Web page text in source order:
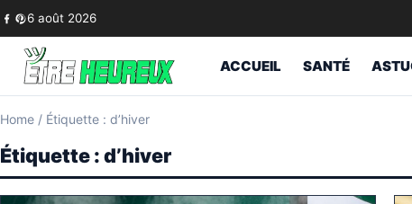
Skip to content
6 août 2026
ACCUEIL SANTÉ
Home / Étiquette : d’hiver
Étiquette :d’hiver